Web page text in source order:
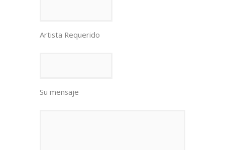
Artista Requerido
Su mensaje